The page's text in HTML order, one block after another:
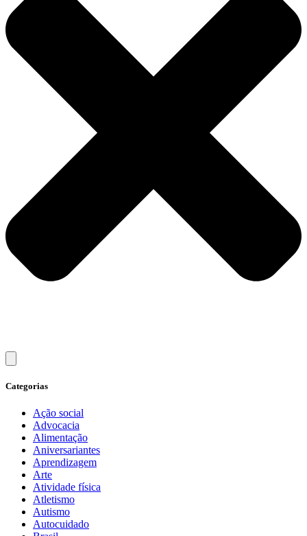
Categorias
Ação social
Advocacia
Alimentação
Aniversariantes
Aprendizagem
Arte
Atividade física
Atletismo
Autismo
Autocuidado